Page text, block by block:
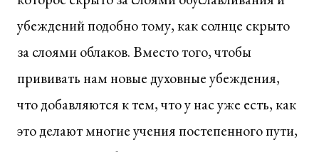
убеждений подобно тому, как солнце скрыто
за слоями облаков. Вместо того, чтобы
прививать нам новые духовные убеждения,
что добавляются к тем, что у нас уже есть, как
это делают многие учения постепенного пути,